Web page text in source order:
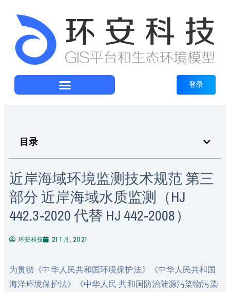
登录
目录
近岸海域环境监测技术规范 第三
部分 近岸海域水质监测（HJ
442.3-2020 代替 HJ 442-2008）
环安科技 21 1 月, 2021
为贯彻《中华人民共和国环境保护法》《中华人民共和国
海洋环境保护法》《中华人民 共和国防治陆源污染物污染